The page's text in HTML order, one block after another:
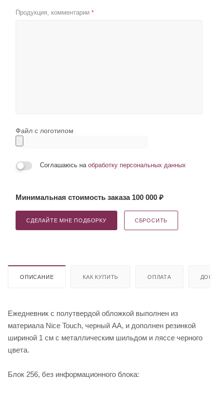
Продукция, комментарии *
Файл с логотипом
Соглашаюсь на обработку персональных данных
Минимальная стоимость заказа 100 000 ₽
СДЕЛАЙТЕ МНЕ ПОДБОРКУ СБРОСИТЬ
ОПИСАНИЕ КАК КУПИТЬ ОПЛАТА
Ежедневник с полутвердой обложкой выполнен из
материала Nice Touch, черный АА, и дополнен резинкой
шириной 1 см с металлическим шильдом и ляссе черного
цвета.
Блок 256, без информационного блока: